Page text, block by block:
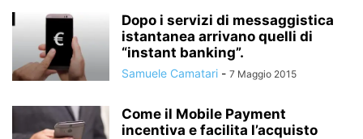
Dopo i servizi di messaggistica
istantanea arrivano quelli di
“instant banking”.
Samuele Camatari - 7 Maggio 2015
Come il Mobile Payment
incentiva e facilita l’acquisto